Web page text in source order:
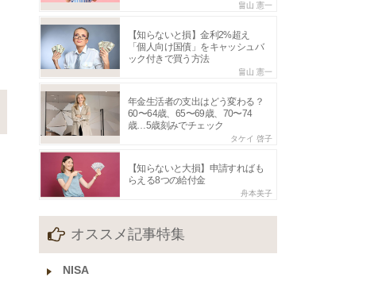
畠山 憲一
【知らないと損】金利2%超え
「個人向け国債」をキャッシュバ
ック付きで買う方法
畠山 憲一
年金生活者の支出はどう変わる？
60〜64歳、65〜69歳、70〜74
歳…5歳刻みでチェック
タケイ 啓子
【知らないと大損】申請すればも
らえる8つの給付金
舟本美子
オススメ記事特集
NISA